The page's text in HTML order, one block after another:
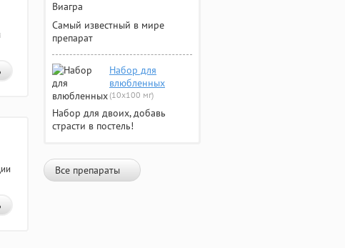
Самый известный в мире
препарат
Набор для
влюбленных
(10х100 мг)
Набор для двоих, добавь
страсти в постель!
Все препараты